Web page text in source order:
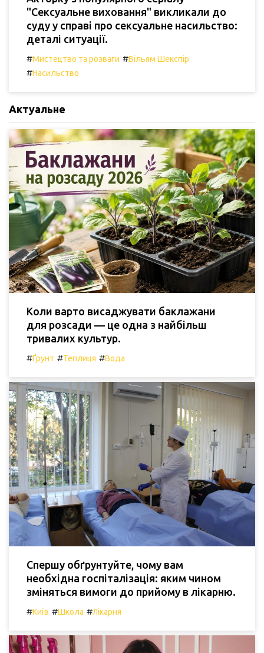
"Сексуальне виховання" викликали до
суду у справі про сексуальне насильство:
деталі ситуації.
#Мистецтво та розваги #Вільям Шекспір
#Насильство
Актуальне
Коли варто висаджувати баклажани
для розсади — це одна з найбільш
тривалих культур.
#Ґрунт #Теплиця #Вода
Спершу обґрунтуйте, чому вам
необхідна госпіталізація: яким чином
зміняться вимоги до прийому в лікарню.
#Київ #Школа #Лікарня